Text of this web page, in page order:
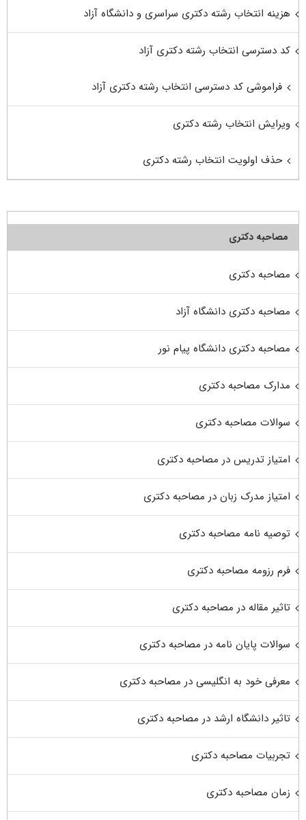
هزینه انتخاب رشته دکتری سراسری و دانشگاه آزاد
کد دسترسی انتخاب رشته دکتری آزاد
فراموشی کد دسترسی انتخاب رشته دکتری آزاد
ویرایش انتخاب رشته دکتری
حذف اولویت انتخاب رشته دکتری
مصاحبه دکتری
مصاحبه دکتری
مصاحبه دکتری دانشگاه آزاد
مصاحبه دکتری دانشگاه پیام نور
مدارک مصاحبه دکتری
سوالات مصاحبه دکتری
امتیاز تدریس در مصاحبه دکتری
امتیاز مدرک زبان در مصاحبه دکتری
توصیه نامه مصاحبه دکتری
فرم رزومه مصاحبه دکتری
تاثیر مقاله در مصاحبه دکتری
سوالات پایان نامه در مصاحبه دکتری
معرفی خود به انگلیسی در مصاحبه دکتری
تاثیر دانشگاه ارشد در مصاحبه دکتری
تجربیات مصاحبه دکتری
زمان مصاحبه دکتری